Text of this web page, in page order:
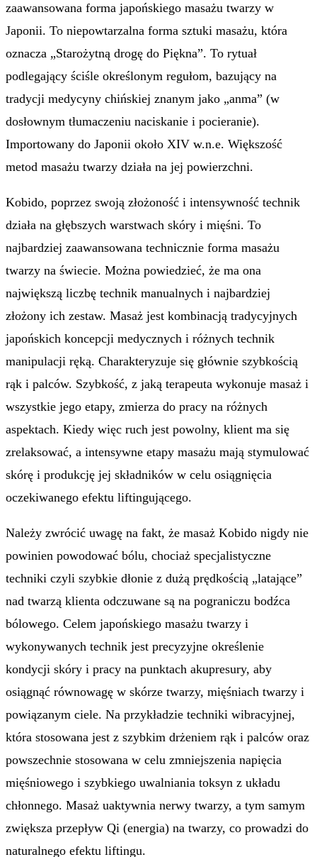
zaawansowana forma japońskiego masażu twarzy w
Japonii. To niepowtarzalna forma sztuki masażu, która
oznacza „Starożytną drogę do Piękna”. To rytuał
podlegający ściśle określonym regułom, bazujący na
tradycji medycyny chińskiej znanym jako „anma” (w
dosłownym tłumaczeniu naciskanie i pocieranie).
Importowany do Japonii około XIV w.n.e. Większość
metod masażu twarzy działa na jej powierzchni.
Kobido, poprzez swoją złożoność i intensywność technik
działa na głębszych warstwach skóry i mięśni. To
najbardziej zaawansowana technicznie forma masażu
twarzy na świecie. Można powiedzieć, że ma ona
największą liczbę technik manualnych i najbardziej
złożony ich zestaw. Masaż jest kombinacją tradycyjnych
japońskich koncepcji medycznych i różnych technik
manipulacji ręką. Charakteryzuje się głównie szybkością
rąk i palców. Szybkość, z jaką terapeuta wykonuje masaż i
wszystkie jego etapy, zmierza do pracy na różnych
aspektach. Kiedy więc ruch jest powolny, klient ma się
zrelaksować, a intensywne etapy masażu mają stymulować
skórę i produkcję jej składników w celu osiągnięcia
oczekiwanego efektu liftingującego.
Należy zwrócić uwagę na fakt, że masaż Kobido nigdy nie
powinien powodować bólu, chociaż specjalistyczne
techniki czyli szybkie dłonie z dużą prędkością „latające”
nad twarzą klienta odczuwane są na pograniczu bodźca
bólowego. Celem japońskiego masażu twarzy i
wykonywanych technik jest precyzyjne określenie
kondycji skóry i pracy na punktach akupresury, aby
osiągnąć równowagę w skórze twarzy, mięśniach twarzy i
powiązanym ciele. Na przykładzie techniki wibracyjnej,
która stosowana jest z szybkim drżeniem rąk i palców oraz
powszechnie stosowana w celu zmniejszenia napięcia
mięśniowego i szybkiego uwalniania toksyn z układu
chłonnego. Masaż uaktywnia nerwy twarzy, a tym samym
zwiększa przepływ Qi (energia) na twarzy, co prowadzi do
naturalnego efektu liftingu.